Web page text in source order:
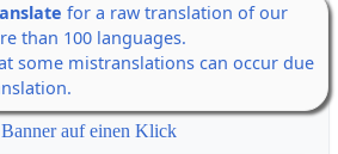
for a raw translation of our
than 100 languages.
some mistranslations can occur due
auf einen Klick